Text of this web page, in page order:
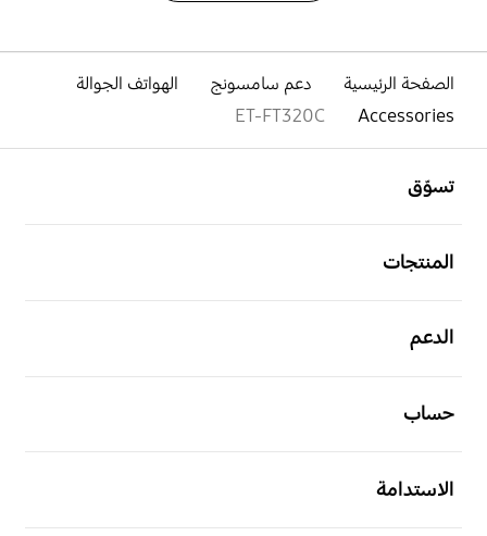
الصفحة الرئيسية دعم سامسونج
الهواتف الجوالة
Accessories
ET-FT320C
تسوّق
المنتجات
الدعم
حساب
الاستدامة